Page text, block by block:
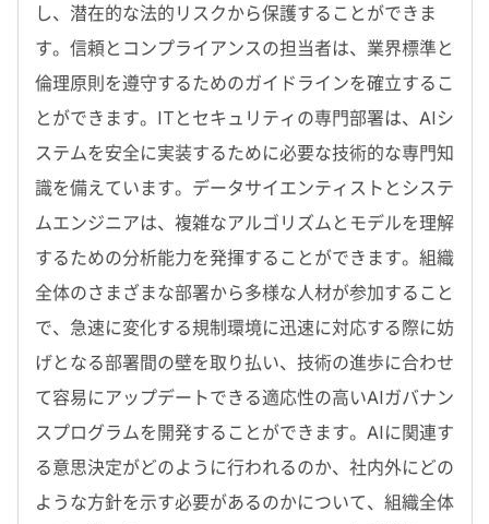
し、潜在的な法的リスクから保護することができま
す。信頼とコンプライアンスの担当者は、業界標準と
倫理原則を遵守するためのガイドラインを確立するこ
とができます。ITとセキュリティの専門部署は、AIシ
ステムを安全に実装するために必要な技術的な専門知
識を備えています。データサイエンティストとシステ
ムエンジニアは、複雑なアルゴリズムとモデルを理解
するための分析能力を発揮することができます。組織
全体のさまざまな部署から多様な人材が参加すること
で、急速に変化する規制環境に迅速に対応する際に妨
げとなる部署間の壁を取り払い、技術の進歩に合わせ
て容易にアップデートできる適応性の高いAIガバナン
スプログラムを開発することができます。AIに関連す
る意思決定がどのように行われるのか、社内外にどの
ような方針を示す必要があるのかについて、組織全体